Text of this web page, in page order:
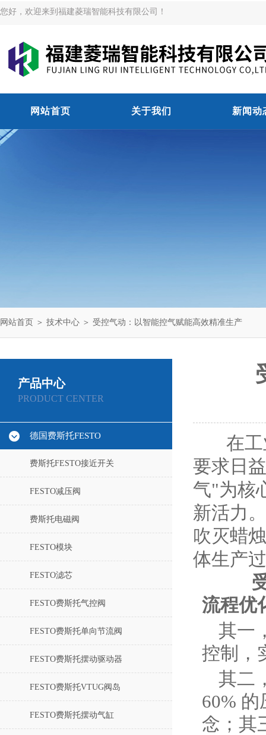
您好，欢迎来到福建菱瑞智能科技有限公司！
网站首页 关于我们 新闻动
网站首页 ＞ 技术中心 ＞ 受控气动：以智能控气赋能高效精准生产
产品中心
PRODUCT CENTER
德国费斯托FESTO
费斯托FESTO接近开关
FESTO减压阀
费斯托电磁阀
FESTO模块
FESTO滤芯
FESTO费斯托气控阀
FESTO费斯托单向节流阀
FESTO费斯托摆动驱动器
FESTO费斯托VTUG阀岛
FESTO费斯托摆动气缸
在工业
要求日
气"为核
新活力
吹灭蜡
体生产
流程优
其一
控制，
其二
60%
念；其